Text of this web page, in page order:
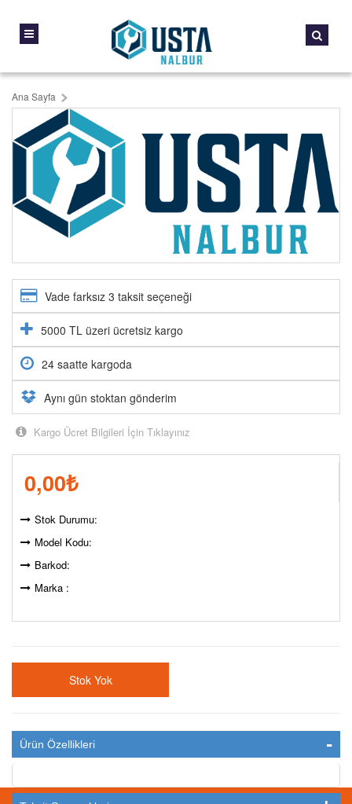
Ana Sayfa
Vade farksız 3 taksit seçeneği
5000 TL üzeri ücretsiz kargo
24 saatte kargoda
Aynı gün stoktan gönderim
Kargo Ücret Bilgileri İçin Tıklayınız
0,00₺
Stok Durumu:
Model Kodu:
Barkod:
Marka :
Stok Yok
Ürün Özellikleri